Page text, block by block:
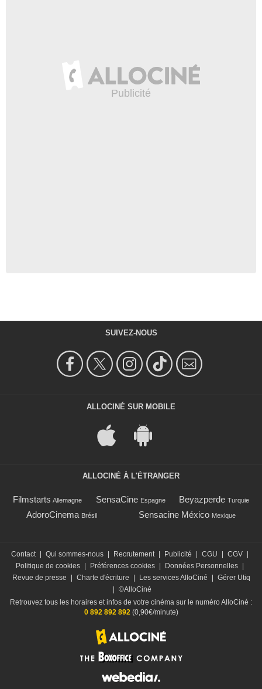
SUIVEZ-NOUS
ALLOCINÉ SUR MOBILE
ALLOCINÉ À L'ÉTRANGER
Filmstarts Allemagne SensaCine Espagne Beyazperde Turquie
AdoroCinema Brésil Sensacine México Mexique
Contact Qui sommes-nous Recrutement Publicité CGU CGV
Politique de cookies
Préférences cookies Données Personnelles
Revue de presse
Charte d'écriture Les services AlloCiné
Gérer Utiq
©AlloCiné
Retrouvez tous les horaires et infos de votre cinéma sur le numéro AlloCiné :
0 892 892 892(0,90€/minute)